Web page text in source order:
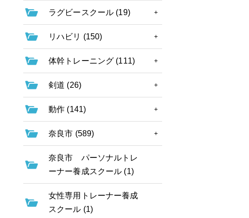
ラグビースクール (19)
リハビリ (150)
体幹トレーニング (111)
剣道 (26)
動作 (141)
奈良市 (589)
奈良市 パーソナルトレ
ーナー養成スクール (1)
女性専用トレーナー養成
スクール (1)